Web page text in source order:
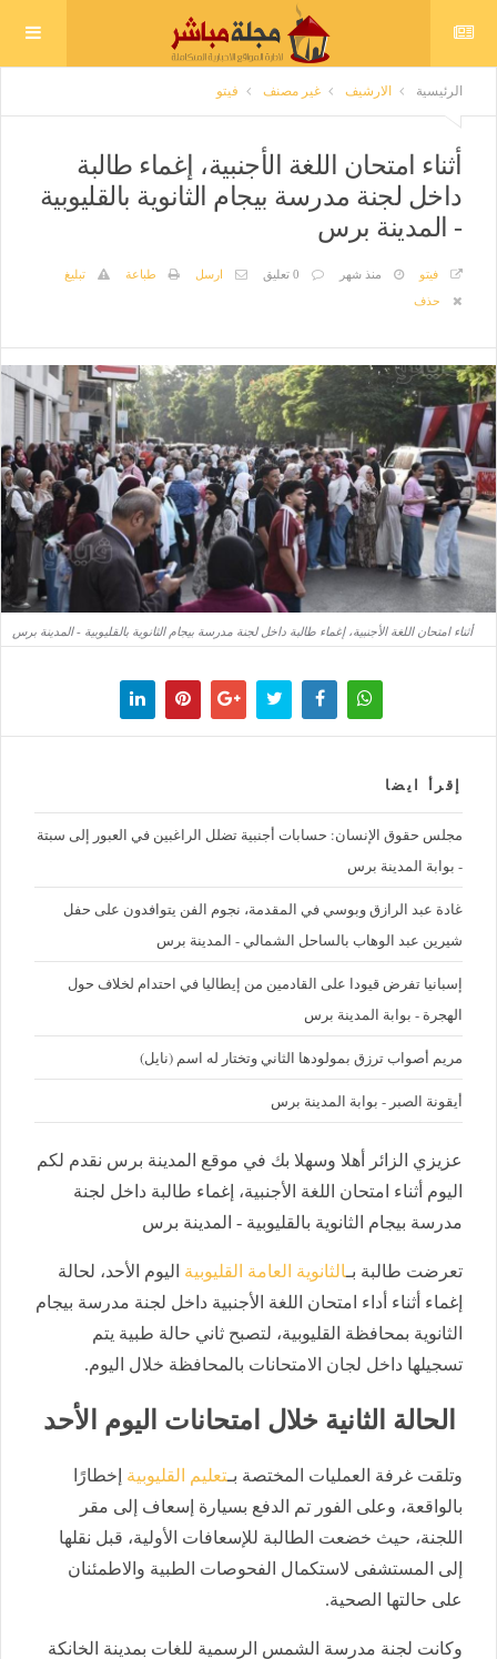
الرئيسية الارشيف غير مصنف فيتو
أثناء امتحان اللغة الأجنبية، إغماء طالبة
داخل لجنة مدرسة بيجام الثانوية بالقليوبية
- المدينة برس
فيتو منذ شهر 0 تعليق ارسل طباعة
تبليغ
حذف
أثناء امتحان اللغة الأجنبية، إغماء طالبة داخل لجنة مدرسة بيجام الثانوية بالقليوبية - المدينة برس
إقرأ ايضا
مجلس حقوق الإنسان: حسابات أجنبية تضلل الراغبين في العبور إلى سبتة
- بوابة المدينة برس
غادة عبد الرازق وبوسي في المقدمة، نجوم الفن يتوافدون على حفل
شيرين عبد الوهاب بالساحل الشمالي - المدينة برس
إسبانيا تفرض قيودا على القادمين من إيطاليا في احتدام لخلاف حول
الهجرة - بوابة المدينة برس
مريم أصواب ترزق بمولودها الثاني وتختار له اسم (نايل)
أيقونة الصبر - بوابة المدينة برس
عزيزي الزائر أهلا وسهلا بك في موقع المدينة برس نقدم لكم
اليوم أثناء امتحان اللغة الأجنبية، إغماء طالبة داخل لجنة
مدرسة بيجام الثانوية بالقليوبية - المدينة برس
تعرضت طالبة بـالثانوية العامة القليوبية اليوم الأحد، لحالة
إغماء أثناء أداء امتحان اللغة الأجنبية داخل لجنة مدرسة بيجام
الثانوية بمحافظة القليوبية، لتصبح ثاني حالة طبية يتم
تسجيلها داخل لجان الامتحانات بالمحافظة خلال اليوم.
الحالة الثانية خلال امتحانات اليوم الأحد
وتلقت غرفة العمليات المختصة بـتعليم القليوبية إخطارًا
بالواقعة، وعلى الفور تم الدفع بسيارة إسعاف إلى مقر
اللجنة، حيث خضعت الطالبة للإسعافات الأولية، قبل نقلها
إلى المستشفى لاستكمال الفحوصات الطبية والاطمئنان
على حالتها الصحية.
وكانت لجنة مدرسة الشمس الرسمية للغات بمدينة الخانكة